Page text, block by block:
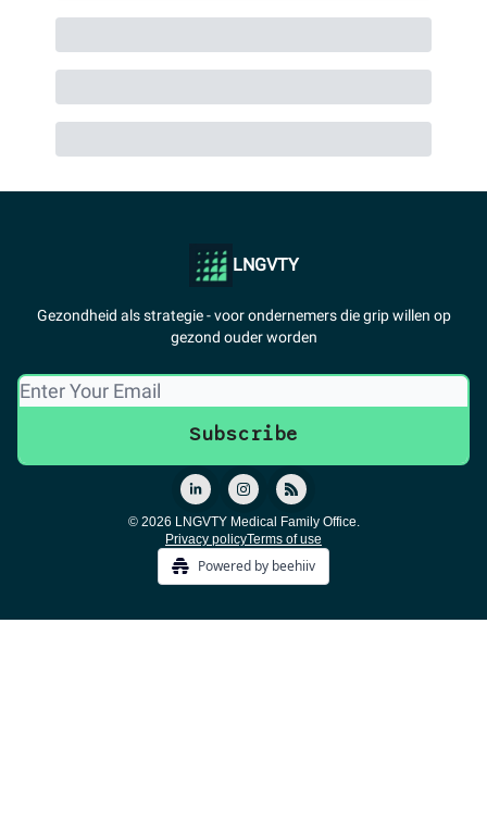
LNGVTY
Gezondheid als strategie - voor ondernemers die grip willen op
gezond ouder worden
© 2026 LNGVTY Medical Family Office.
Privacy policyTerms of use
Powered by beehiiv